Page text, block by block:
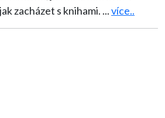
zacházet s knihami. ...více..